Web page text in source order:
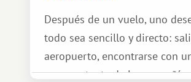
Después de un vuelo, uno
todo sea sencillo y directo:
aeropuerto, encontrarse con
representante de la compañía